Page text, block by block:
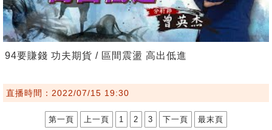
94要賺錢 功夫期貨 / 區間震盪 高出低進
直播時間：2022/07/15 19:30
第一頁 上一頁 1 2 3 下一頁 最末頁